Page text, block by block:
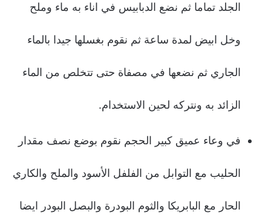
الجلد تماما ثم نضع الدبابيس في اناء به ماء وملح
وخل ابيض لمدة ساعة ثم نقوم بغسلها جيدا بالماء
الجاري ثم نضعها في مصفاة حتى تتخلص من الماء
الزائد به ونتركه لحين الاستخدام.
في وعاء عميق كبير الحجم نقوم بوضع نصف مقدار
الحليب مع التوابل من الفلفل الأسود والملح والكاري
الحار مع البابريكا والثوم البودرة والبصل البودر ايضا